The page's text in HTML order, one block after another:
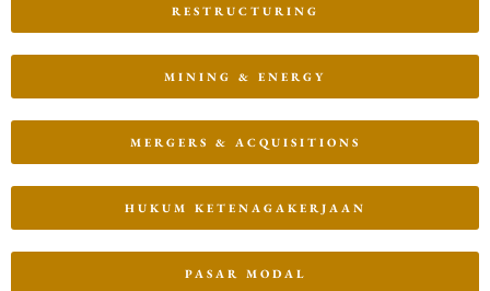
RESTRUCTURING
MINING & ENERGY
MERGERS & ACQUISITIONS
HUKUM KETENAGAKERJAAN
PASAR MODAL